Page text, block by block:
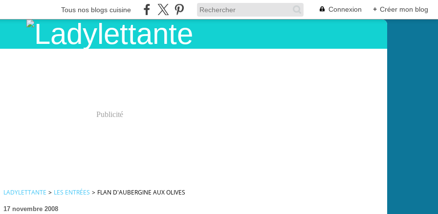
Tous nos blogs cuisine Connexion + Créer mon blog
Publicité
LADYLETTANTE > LES ENTRÉES > FLAN D'AUBERGINE AUX OLIVES
17 novembre 2008